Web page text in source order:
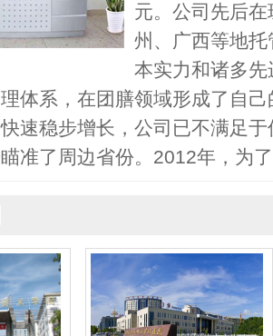
元。公司先后
州、广西等地
本实力和诸多
体系，在团膳领域形成了自
速稳步增长，公司已不满足
准了周边省份。2012年，为